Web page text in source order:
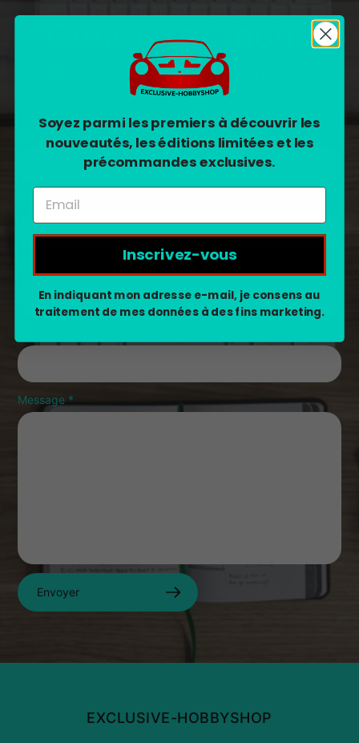
Contactez-nous
Veuillez remplir le formulaire ci-dessous et nous vous
répondrons dans les 24 heures.
E-mail*
Message *
Envoyer
EXCLUSIVE-HOBBYSHOP
Soyez parmi les premiers à découvrir les
nouveautés, les éditions limitées et les
précommandes exclusives.
Inscrivez-vous
En indiquant mon adresse e-mail, je consens au
traitement de mes données à des fins marketing.